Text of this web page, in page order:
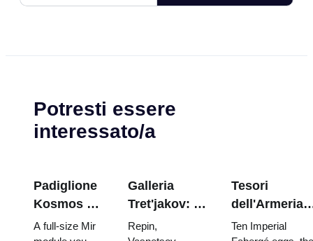
Potresti essere
interessato/a
Padiglione
Kosmos a
VDNKh:
A full-size Mir
Galleria
Tret'jakov: I
capolavori da
Repin,
Tesori
dell'Armeria
del Cremlino:
Ten Imperial